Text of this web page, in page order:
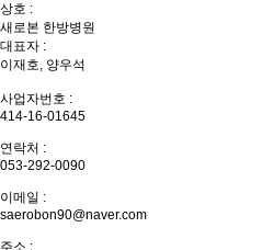
상호 :
새로본 한방병원
대표자 :
이재호, 양우석
사업자번호 :
414-16-01645
연락처 :
053-292-0090
이메일 :
saerobon90@naver.com
주소 :